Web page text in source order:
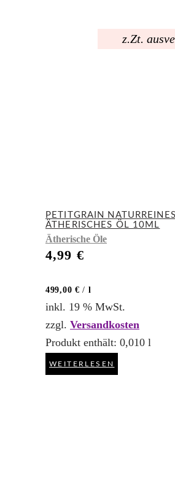
z.Zt.
PETITGRAIN NATURREINES
ÄTHERISCHES ÖL 10ML
Ätherische Öle
4,99 €
499,00 € / l
inkl. 19 % MwSt.
zzgl. Versandkosten
Produkt enthält: 0,010 l
WEITERLESEN